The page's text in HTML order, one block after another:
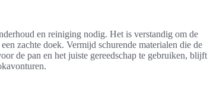
en reiniging nodig. Het is verstandig om de
zachte doek. Vermijd schurende materialen die de
de pan en het juiste gereedschap te gebruiken, blijft